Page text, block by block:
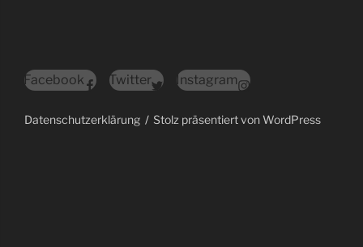
Facebook Twitter Instagram
Datenschutzerklärung Stolz präsentiert von WordPress